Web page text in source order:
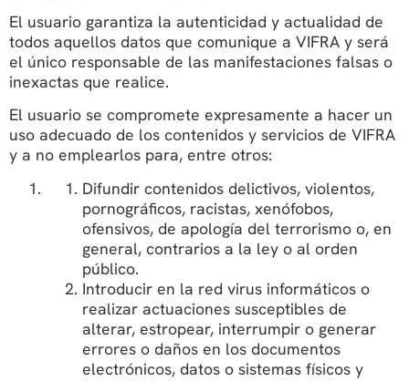
El usuario garantiza la autenticidad y actualidad de
todos aquellos datos que comunique a VIFRA y será
el único responsable de las manifestaciones falsas o
inexactas que realice.
El usuario se compromete expresamente a hacer un
uso adecuado de los contenidos y servicios de VIFRA
y a no emplearlos para, entre otros:
Difundir contenidos delictivos, violentos,
pornográficos, racistas, xenófobos,
ofensivos, de apología del terrorismo o, en
general, contrarios a la ley o al orden
público.
Introducir en la red virus informáticos o
realizar actuaciones susceptibles de
alterar, estropear, interrumpir o generar
errores o daños en los documentos
electrónicos, datos o sistemas físicos y